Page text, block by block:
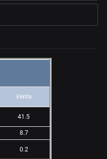
Venta
41.5
8.7
0.2